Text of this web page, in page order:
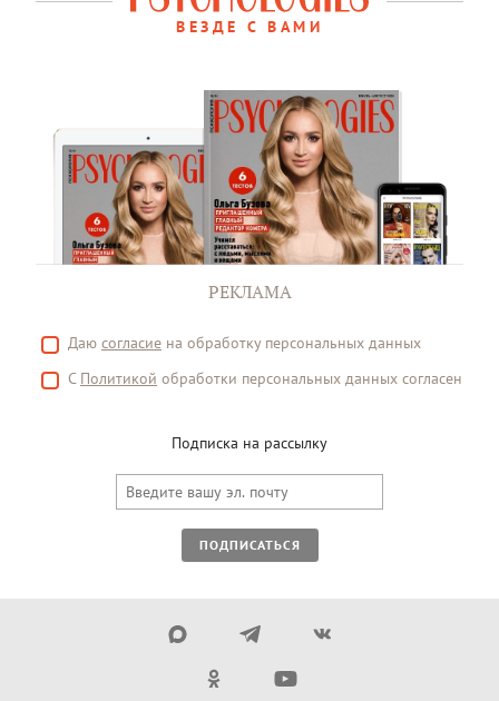
ВЕЗДЕ С ВАМИ
РЕКЛАМА
Даю согласие на обработку персональных данных
С Политикой обработки персональных данных согласен
Подписка на рассылку
ПОДПИСАТЬСЯ